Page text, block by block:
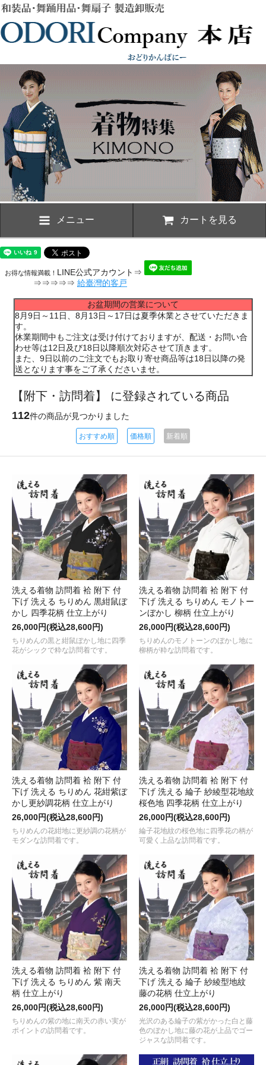
メニュー カートを見る
お得な情報満載！ LINE公式アカウント⇒
⇒⇒⇒⇒⇒ 給臺灣的客戸
お盆期間の営業について
8月9日～11日、8月13日～17日は夏季休業とさせていただきま
す。
休業期間中もご注文は受け付けておりますが、配送・お問い合
わせ等は12日及び18日以降順次対応させて頂きます。
また、9日以前のご注文でもお取り寄せ商品等は18日以降の発
送となります事をご了承くださいませ。
【附下・訪問着】 に登録されている商品
112件の商品が見つかりました
おすすめ順 価格順 新着順
洗える着物 訪問着 袷 附下 付
下げ 洗える ちりめん 黒紺鼠ぼ
かし 四季花柄 仕立上がり
26,000円(税込28,600円)
ちりめんの黒と紺鼠ぼかし地に四季
花がシックで粋な訪問着です。
洗える着物 訪問着 袷 附下 付
下げ 洗える ちりめん モノトー
ンぼかし 柳柄 仕立上がり
26,000円(税込28,600円)
ちりめんのモノトーンのぼかし地に
柳柄が粋な訪問着です。
洗える着物 訪問着 袷 附下 付
下げ 洗える ちりめん 花紺紫ぼ
かし更紗調花柄 仕立上がり
26,000円(税込28,600円)
ちりめんの花紺地に更紗調の花柄が
モダンな訪問着です。
洗える着物 訪問着 袷 附下 付
下げ 洗える 綸子 紗綾型花地紋
桜色地 四季花柄 仕立上がり
26,000円(税込28,600円)
綸子花地紋の桜色地に四季花の柄が
可愛く上品な訪問着です。
洗える着物 訪問着 袷 附下 付
下げ 洗える ちりめん 紫 南天
柄 仕立上がり
26,000円(税込28,600円)
ちりめんの紫の地に南天の赤い実が
ポイントの訪問着です。
洗える着物 訪問着 袷 附下 付
下げ 洗える 綸子 紗綾型地紋
藤の花柄 仕立上がり
26,000円(税込28,600円)
光沢のある綸子の紫がかった白と藤
色のぼかし地に藤の花が上品でゴー
ジャスな訪問着です。